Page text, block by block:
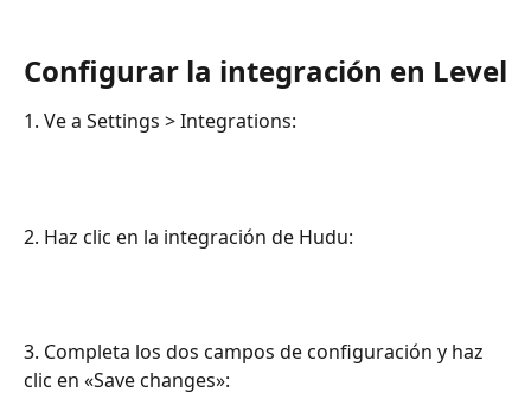
Configurar la integración en Level
1. Ve a Settings > Integrations:
2. Haz clic en la integración de Hudu:
3. Completa los dos campos de configuración y haz
clic en «Save changes»: